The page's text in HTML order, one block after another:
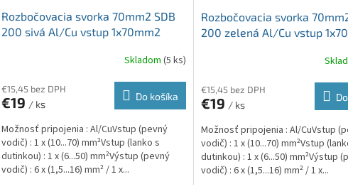
Rozbočovacia svorka 70mm2 SDB
200 sivá Al/Cu vstup 1x70mm2
Skladom (5 ks)
€15,45 bez DPH
€19 / ks
Do košíka
Možnosť pripojenia : Al/CuVstup (pevný
vodič) : 1 x (10...70) mm²Vstup (lanko s
dutinkou) : 1 x (6...50) mm²Výstup (pevný
vodič) : 6 x (1,5...16) mm² / 1 x...
Rozbočovacia svorka
200 zelená Al/Cu vstup
€15,45 bez DPH
€19 / ks
Možnosť pripojenia : Al/CuVstup
vodič) : 1 x (10...70) mm²Vstup
dutinkou) : 1 x (6...50) mm²Výstup
vodič) : 6 x (1,5...16) mm² / 1 x...